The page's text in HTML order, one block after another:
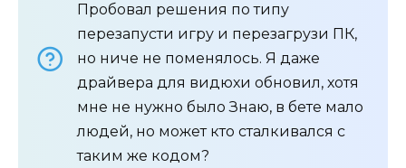
Пробовал решения по типу
перезапусти игру и перезагрузи ПК,
но ниче не поменялось. Я даже
драйвера для видюхи обновил, хотя
мне не нужно было Знаю, в бете мало
людей, но может кто сталкивался с
таким же кодом?